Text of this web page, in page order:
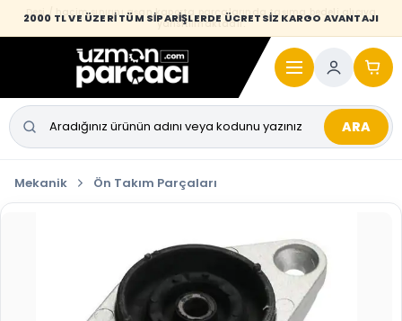
2000 TL VE ÜZERİ TÜM SİPARİŞLERDE ÜCRETSİZ KARGO AVANTAJI
Desi / hacim sınırını aşan kaporta parçalarında taşıma bedeli alıcıya
yansıtılmaktadır.
ARA
Mekanik Ön Takım Parçaları